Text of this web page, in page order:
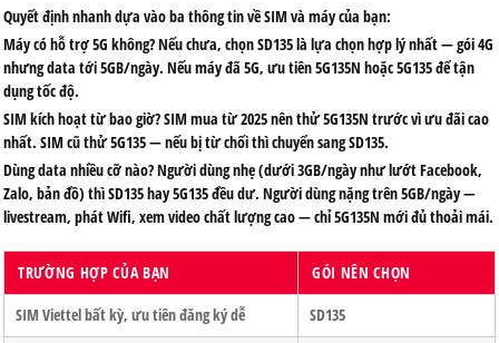
Quyết định nhanh dựa vào ba thông tin về SIM và máy của bạn:
Máy có hỗ trợ 5G không?Nếu chưa, chọn SD135 là lựa chọn hợp lý nhất — gói 4G
nhưng data tới 5GB/ngày. Nếu máy đã 5G, ưu tiên 5G135N hoặc 5G135 để tận
dụng tốc độ.
SIM kích hoạt từ bao giờ?SIM mua từ 2025 nên thử 5G135N trước vì ưu đãi cao
nhất. SIM cũ thử 5G135 — nếu bị từ chối thì chuyển sang SD135.
Dùng data nhiều cỡ nào?Người dùng nhẹ (dưới 3GB/ngày như lướt Facebook,
Zalo, bản đồ) thì SD135 hay 5G135 đều dư. Người dùng nặng trên 5GB/ngày —
livestream, phát Wifi, xem video chất lượng cao — chỉ 5G135N mới đủ thoải mái.
TRƯỜNG HỢP CỦA BẠN GÓI NÊN CHỌN
SIM Viettel bất kỳ, ưu tiên đăng ký dễ SD135